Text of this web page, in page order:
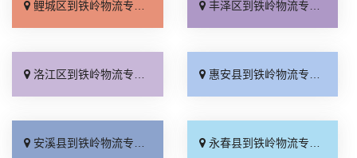
鲤城区到铁岭物流专线_零担配货「直达特快专线」 丰泽区到铁岭物流专线_一站式托运「专业靠谱」
洛江区到铁岭物流专线_准时准点「直达不中转」 惠安县到铁岭物流专线_收费介绍「直达到站」
安溪县到铁岭物流专线_运保时效「一站式托运」 永春县到铁岭物流专线_全程定位「托运省心」